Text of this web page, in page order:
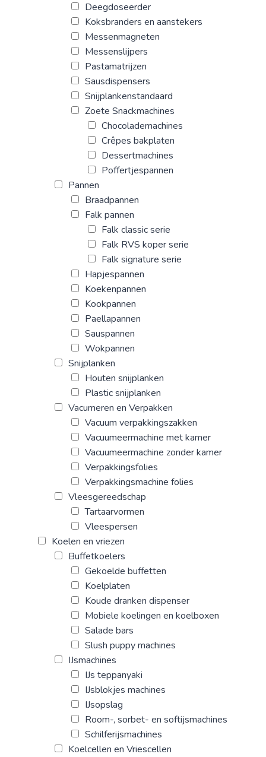
Deegdoseerder
Koksbranders en aanstekers
Messenmagneten
Messenslijpers
Pastamatrijzen
Sausdispensers
Snijplankenstandaard
Zoete Snackmachines
Chocolademachines
Crêpes bakplaten
Dessertmachines
Poffertjespannen
Pannen
Braadpannen
Falk pannen
Falk classic serie
Falk RVS koper serie
Falk signature serie
Hapjespannen
Koekenpannen
Kookpannen
Paellapannen
Sauspannen
Wokpannen
Snijplanken
Houten snijplanken
Plastic snijplanken
Vacumeren en Verpakken
Vacuum verpakkingszakken
Vacuumeermachine met kamer
Vacuumeermachine zonder kamer
Verpakkingsfolies
Verpakkingsmachine folies
Vleesgereedschap
Tartaarvormen
Vleespersen
Koelen en vriezen
Buffetkoelers
Gekoelde buffetten
Koelplaten
Koude dranken dispenser
Mobiele koelingen en koelboxen
Salade bars
Slush puppy machines
IJsmachines
IJs teppanyaki
IJsblokjes machines
IJsopslag
Room-, sorbet- en softijsmachines
Schilferijsmachines
Koelcellen en Vriescellen